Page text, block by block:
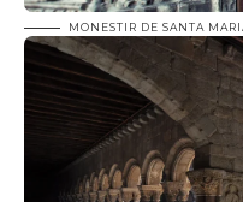
MONESTIR DE SANTA